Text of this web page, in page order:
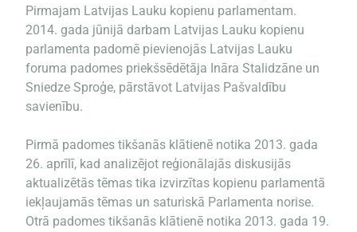
Pirmajam Latvijas Lauku kopienu parlamentam.
2014. gada jūnijā darbam Latvijas Lauku kopienu
parlamenta padomē pievienojās Latvijas Lauku
foruma padomes priekšsēdētāja Ināra Stalidzāne un
Sniedze Sproģe, pārstāvot Latvijas Pašvaldību
savienību.
Pirmā padomes tikšanās klātienē notika 2013. gada
26. aprīlī, kad analizējot reģionālajās diskusijās
aktualizētās tēmas tika izvirzītas kopienu parlamentā
iekļaujamās tēmas un saturiskā Parlamenta norise.
Otrā padomes tikšanās klātienē notika 2013. gada 19.